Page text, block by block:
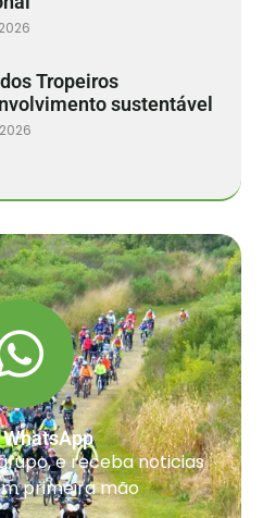
Tropeiros
sustentável
e receba noticias
primeira mão